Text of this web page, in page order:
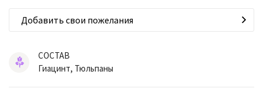
Добавить свои пожелания
СОСТАВ
Гиацинт, Тюльпаны